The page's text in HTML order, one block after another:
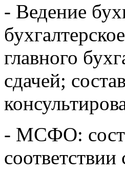
- Ведение
главного
сдачей;
- МСФО: